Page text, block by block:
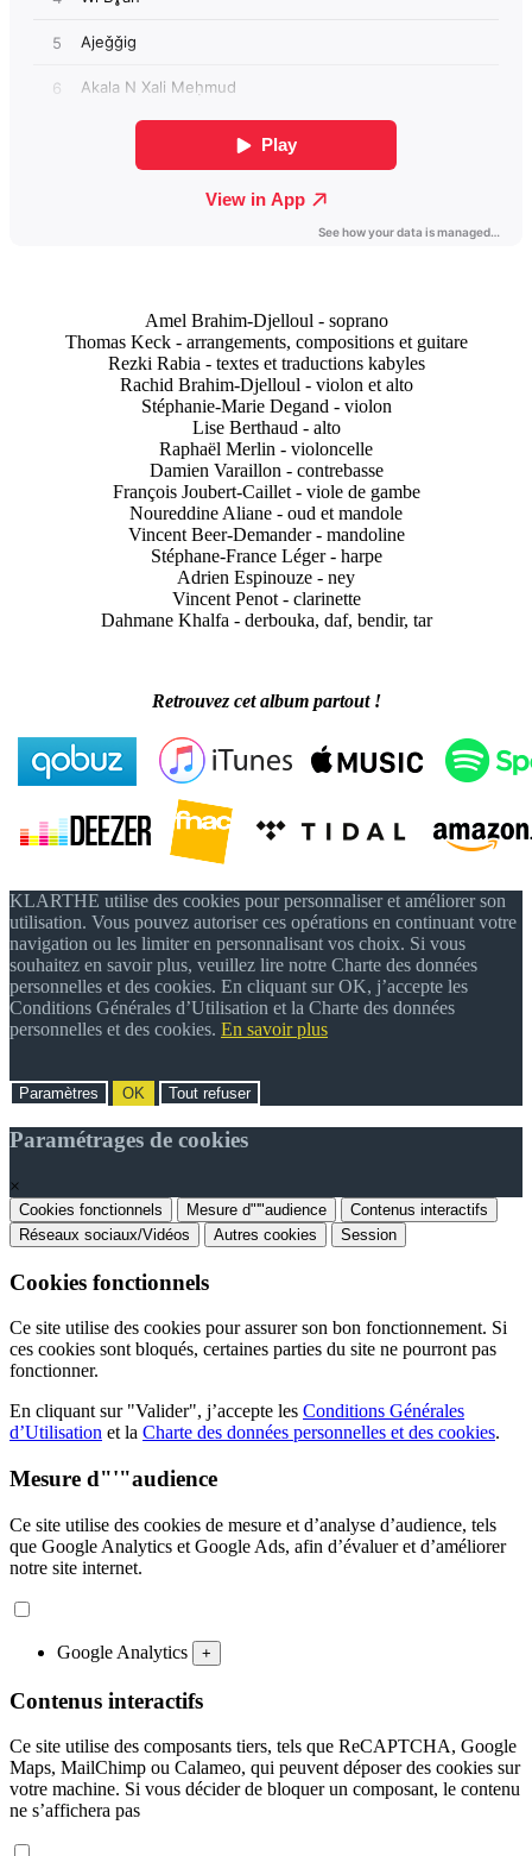
Amel Brahim-Djelloul - soprano
Thomas Keck - arrangements, compositions et guitare
Rezki Rabia - textes et traductions kabyles
Rachid Brahim-Djelloul - violon et alto
Stéphanie-Marie Degand - violon
Lise Berthaud - alto
Raphaël Merlin - violoncelle
Damien Varaillon - contrebasse
François Joubert-Caillet - viole de gambe
Noureddine Aliane - oud et mandole
Vincent Beer-Demander - mandoline
Stéphane-France Léger - harpe
Adrien Espinouze - ney
Vincent Penot - clarinette
Dahmane Khalfa - derbouka, daf, bendir, tar
Retrouvez cet album partout !
KLARTHE utilise des cookies pour personnaliser et améliorer son
utilisation. Vous pouvez autoriser ces opérations en continuant votre
navigation ou les limiter en personnalisant vos choix. Si vous
souhaitez en savoir plus, veuillez lire notre Charte des données
personnelles et des cookies. En cliquant sur OK, j’accepte les
Conditions Générales d’Utilisation et la Charte des données
personnelles et des cookies. En savoir plus
Paramètres OK Tout refuser
Paramétrages de cookies
×
Cookies fonctionnels Mesure d"'"audience
Contenus interactifs
Réseaux sociaux/Vidéos
Autres cookies Session
Cookies fonctionnels
Ce site utilise des cookies pour assurer son bon fonctionnement. Si
ces cookies sont bloqués, certaines parties du site ne pourront pas
fonctionner.
En cliquant sur "Valider", j’accepte les Conditions Générales
d’Utilisation et la Charte des données personnelles et des cookies.
Mesure d"'"audience
Ce site utilise des cookies de mesure et d’analyse d’audience, tels
que Google Analytics et Google Ads, afin d’évaluer et d’améliorer
notre site internet.
Google Analytics +
Contenus interactifs
Ce site utilise des composants tiers, tels que ReCAPTCHA, Google
Maps, MailChimp ou Calameo, qui peuvent déposer des cookies sur
votre machine. Si vous décider de bloquer un composant, le contenu
ne s’affichera pas